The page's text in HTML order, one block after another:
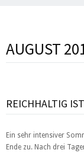
AUGUST
REICHHALTIG
Ein sehr intensiver
Ende zu. Nach drei